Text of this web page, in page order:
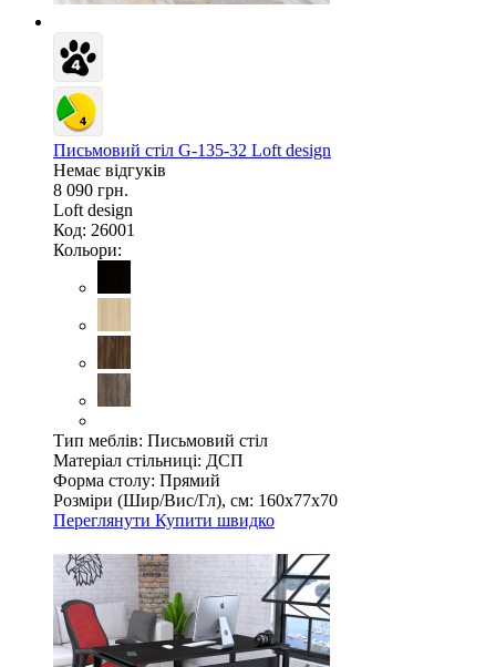
Письмовий стіл G-135-32 Loft design
Немає відгуків
8 090 грн.
Loft design
Код: 26001
Кольори:
Тип меблів: Письмовий стіл
Матеріал стільниці: ДСП
Форма столу: Прямий
Розміри (Шир/Вис/Гл), см: 160х77х70
Переглянути Купити швидко